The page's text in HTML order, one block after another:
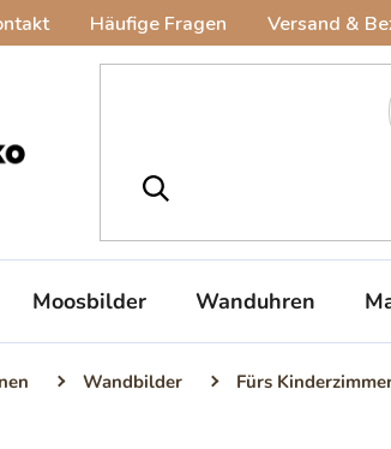
Häufige Fragen Versand &
Moosbilder Wanduhren
Wandbilder Fürs